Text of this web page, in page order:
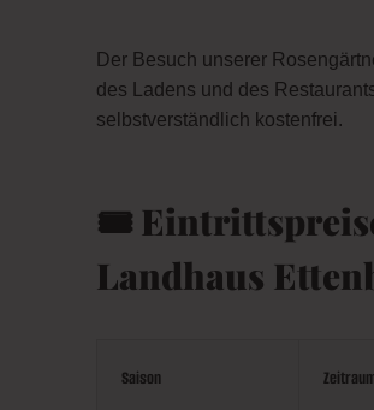
Der Besuch unserer
des Ladens und des
selbstverständlich kostenfrei.
🎟️
Landhaus
Saison